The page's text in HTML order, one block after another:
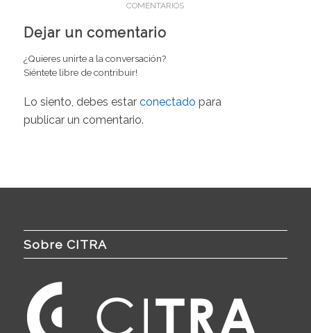
COMENTARIOS
Dejar un comentario
¿Quieres unirte a la conversación?
Siéntete libre de contribuir!
Lo siento, debes estar conectado para
publicar un comentario.
Sobre CITRA